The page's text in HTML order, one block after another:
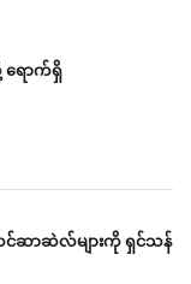
ရောက်ရှိ
ဆာဆဲလ်များကို ရှင်သန်